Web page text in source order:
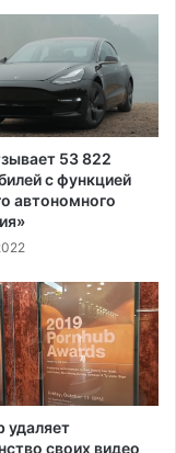
53 822
с функцией
автономного
удаляет
своих видео